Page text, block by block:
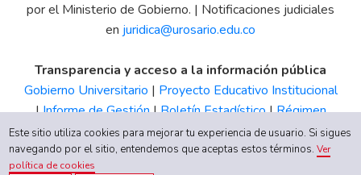
por el Ministerio de Gobierno. | Notificaciones judiciales
en juridica@urosario.edu.co
Transparencia y acceso a la información pública
Gobierno Universitario | Proyecto Educativo Institucional
|Informe de Gestión|Boletín Estadístico|Régimen
Tributario|Estados Financieros |Código de Ética| Canal
de Integridad UR
Este sitio utiliza cookies para mejorar tu experiencia de usuario. Si sigues
navegando por el sitio, entendemos que aceptas estos términos.Ver
política de cookies